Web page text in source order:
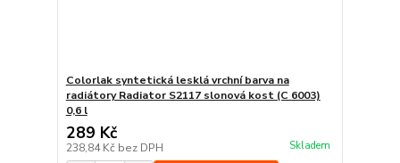
Colorlak syntetická lesklá vrchní barva na
radiátory Radiator S2117 slonová kost (C 6003)
0,6 l
289 Kč
238,84 Kč bez DPH Skladem